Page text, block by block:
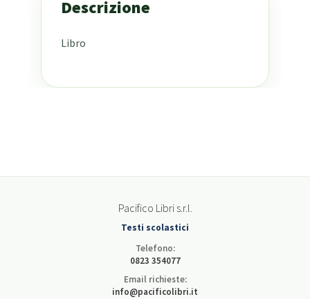
Descrizione
Libro
Pacifico Libri s.r.l.
Testi scolastici
Telefono:
0823 354077
Email richieste:
info@pacificolibri.it